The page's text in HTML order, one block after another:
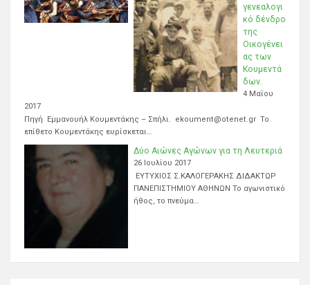
γενεαλογι
κό δένδρο
της
Οικογένει
ας των
Κουμεντά
δων.
4 Μαΐου
2017
Πηγή Εμμανουήλ Κουμεντάκης – Σπήλι. ekoument@otenet.gr Το
επίθετο Κουμεντάκης ευρίσκεται…
Δύο Αιώνες Αγώνων για τη Λευτεριά
26 Ιουλίου 2017
ΕΥΤΥΧΙΟΣ Σ.ΚΑΛΟΓΕΡΑΚΗΣ ΔΙΔΑΚΤΩΡ
ΠΑΝΕΠΙΣΤΗΜΙΟΥ ΑΘΗΝΩΝ Το αγωνιστικό
ήθος, το πνεύμα…